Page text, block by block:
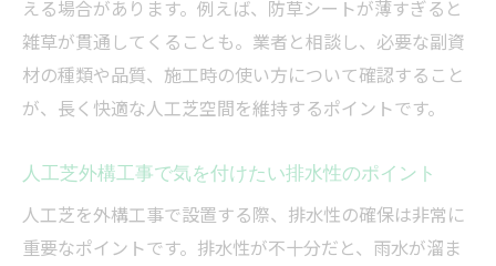
える場合があります。例えば、防草シートが薄すぎると
雑草が貫通してくることも。業者と相談し、必要な副資
材の種類や品質、施工時の使い方について確認すること
が、長く快適な人工芝空間を維持するポイントです。
人工芝外構工事で気を付けたい排水性のポイント
人工芝を外構工事で設置する際、排水性の確保は非常に
重要なポイントです。排水性が不十分だと、雨水が溜ま